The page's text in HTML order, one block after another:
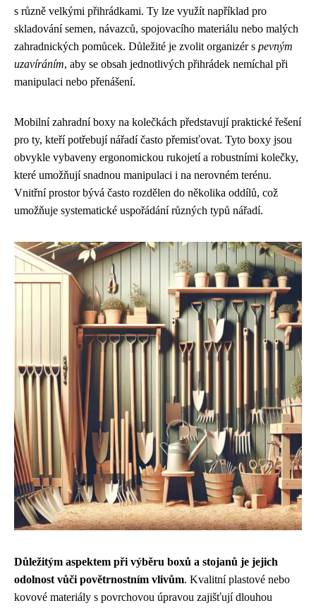
s různě velkými přihrádkami. Ty lze využít například pro
skladování semen, návazců, spojovacího materiálu nebo malých
zahradnických pomůcek. Důležité je zvolit organizér s pevným
uzavíráním, aby se obsah jednotlivých přihrádek nemíchal při
manipulaci nebo přenášení.
Mobilní zahradní boxy na kolečkách představují praktické řešení
pro ty, kteří potřebují nářadí často přemisťovat. Tyto boxy jsou
obvykle vybaveny ergonomickou rukojetí a robustními kolečky,
které umožňují snadnou manipulaci i na nerovném terénu.
Vnitřní prostor bývá často rozdělen do několika oddílů, což
umožňuje systematické uspořádání různých typů nářadí.
Důležitým aspektem při výběru boxů a stojanů je jejich
odolnost vůči povětrnostním vlivům. Kvalitní plastové nebo
kovové materiály s povrchovou úpravou zajišťují dlouhou